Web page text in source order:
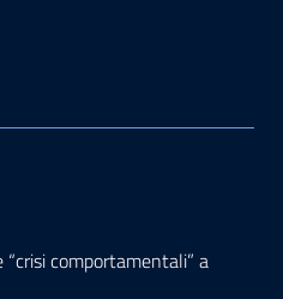
comportamentali” a